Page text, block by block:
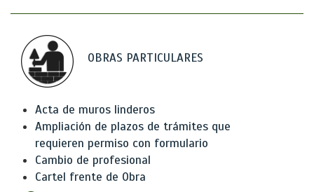
OBRAS PARTICULARES
Acta de muros linderos
Ampliación de plazos de trámites que
requieren permiso con formulario
Cambio de profesional
Cartel frente de Obra